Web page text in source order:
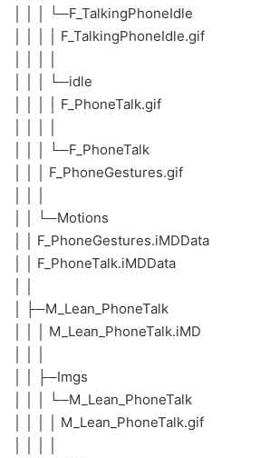
│ │ │ └─F_TalkingPhoneIdle
│ │ │ │ F_TalkingPhoneIdle.gif
│ │ │ └─idle
│ │ │ │ F_PhoneTalk.gif
│ │ │ └─F_PhoneTalk
│ │ │ F_PhoneGestures.gif
│ │ └─Motions
│ │ F_PhoneGestures.iMDData
│ │ F_PhoneTalk.iMDData
│ ├─M_Lean_PhoneTalk
│ │ │ M_Lean_PhoneTalk.iMD
│ │ ├─Imgs
│ │ │ └─M_Lean_PhoneTalk
│ │ │ │ M_Lean_PhoneTalk.gif